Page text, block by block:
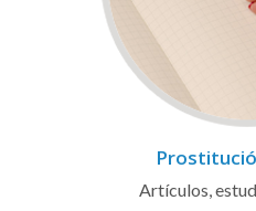
Artículos,